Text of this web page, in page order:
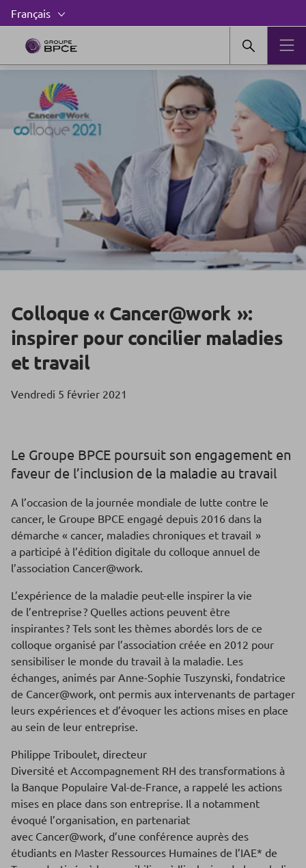
Colloque « Cancer@work »:
inspirer pour concilier maladies
et travail
Vendredi 5 février 2021
Le Groupe BPCE poursuit son engagement en
faveur de l’inclusion de la maladie au travail
A l’occasion de la journée mondiale de lutte contre le
cancer, le Groupe BPCE engagé depuis 2016 dans la
démarche « cancer, maladies chroniques et travail »
a participé à l’édition digitale du colloque annuel de
l’association Cancer@work.
L’expérience de la maladie peut-elle inspirer la vie
de l’entreprise ? Quelles actions peuvent être
inspirantes ? Tels sont les thèmes abordés lors de ce
colloque organisé par l’association créée en 2012 pour
sensibiliser le monde du travail à la maladie. Les
échanges, animés par Anne-Sophie Tuszynski, fondatrice
de Cancer@work, ont permis aux intervenants de partager
leurs expériences et d’évoquer les actions mises en place
au sein de leur entreprise.
Philippe Triboulet, directeur
Diversité et Accompagnement RH des transformations à
la Banque Populaire Val-de-France, a rappelé les actions
mises en place dans son entreprise. Il a notamment
évoqué l’organisation, en partenariat
avec Cancer@work, d’une conférence auprès des
étudiants en Master Ressources Humaines de l’IAE* de